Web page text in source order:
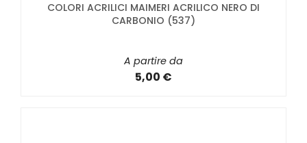
COLORI ACRILICI MAIMERI ACRILICO NERO DI
CARBONIO (537)
A partire da
5,00 €